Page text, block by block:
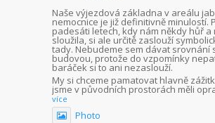
Naše výjezdová základna v areálu
nemocnice je již definitivně minulostí.
padesáti letech, kdy nám někdy hůř a
sloužila, si ale určitě zaslouží
tady. Nebudeme sem dávat srovnání
budovou, protože do vzpomínky
baráček si to ani nezaslouží.
My si chceme pamatovat hlavně
jsme v původních prostorách měli
více
Photo